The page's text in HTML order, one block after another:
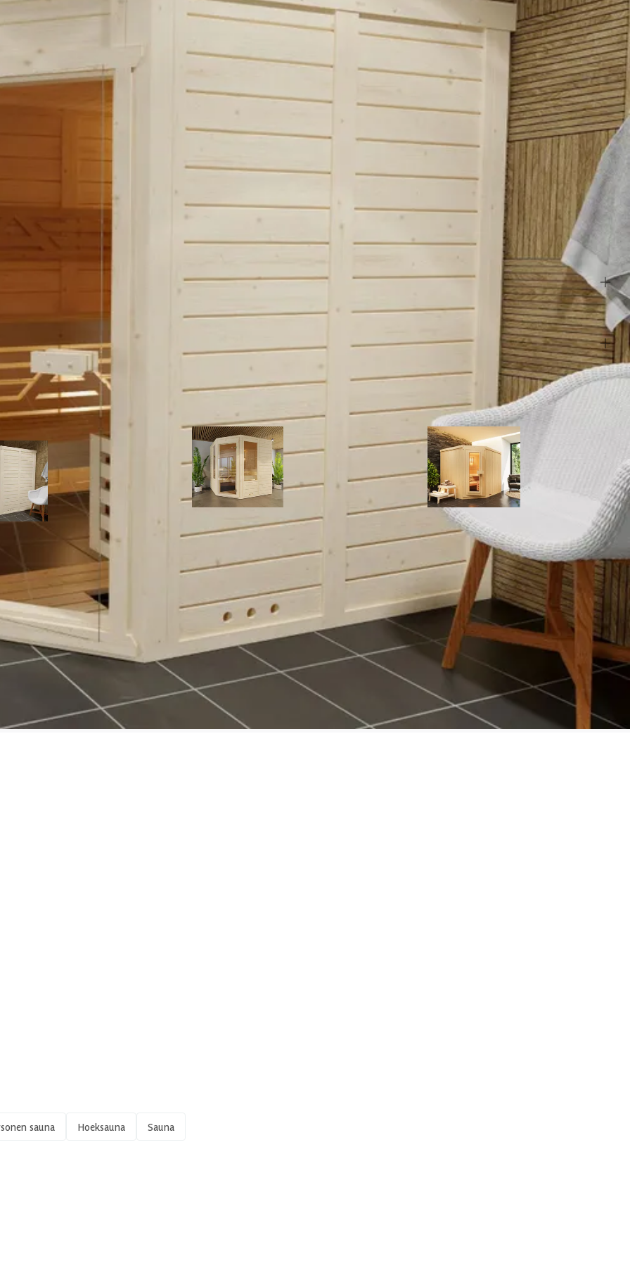
wil je de deur op een andere plek, komen de afmetingen niet helemaal uit of wil je de bank indeling aanpassen. Neem dan contact op
om de mogelijkheden te bespreken.
bewerking nodig voor het opbouwen. Doordat de constructie bestaat uit losse elementen is montage vrij eenvoudig. Het wordt
je op weg te helpen. Wil je liever niet zelf aan de slag? Dan kunnen de professionals van onze opbouwservice dit voor je verzorgen.
205 cm
5 m2
45 mm
Onbehandeld
Plat
Out of stock
Vurenhout
Blank
Massief (fins)
Finse sauna
8 mm
11-101-0068-0
1000924177337
Hout
67 x 171 cm
201 cm
9 m3
Genio 210x220 cm
Azalp massieve hoeksauna Eva Optic 210x220
Azalp elementhoeksauna Classic 220x220 cm -
vuren
5.834,-
210 x 220 cm 220 x 220 cm
Massief (fins) Elementsauna (fins)
Bekijk dit product Bekijk dit product
sauna Hoeksauna Sauna